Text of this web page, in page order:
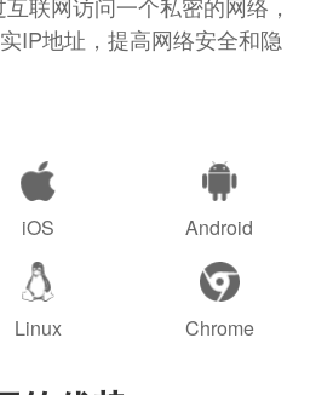
IP地址，提高网络安全和隐
iOS Android
Linux Chrome